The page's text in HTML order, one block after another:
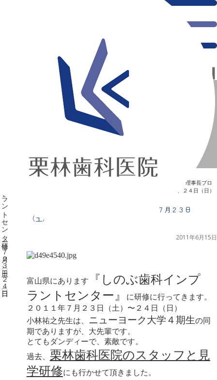
千葉県の新浦安にある歯医者｜富山県しのぶインプラントセンター研修 ７月２３日（土）、２４日（日）
富山県しのぶインプラントセンター研修 ７月２３日
（土）、２４日（日）
理事長ブロ
富山県しのぶインプラントセンター研修 ７月２３日（土）、２４日（日）
富山県しのぶインプラントセンター研修 ７月２３日
（土）、２４日（日）
2011年6月15日
富山県にあります
『しのぶ歯科インプ
ラントセンター』
に研修に行ってきます。
２０１１年７月２３日（土）〜２４日（日）
小林祐之先生は、 ニューヨーク大学４期生の同
期でありますが、大先輩です。
とてもダンディーで、素敵です。
過去、 栗林歯科医院のスタッフと見
学研修にも行かせて頂きました。